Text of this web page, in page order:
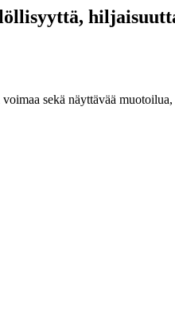
sekä näyttävää